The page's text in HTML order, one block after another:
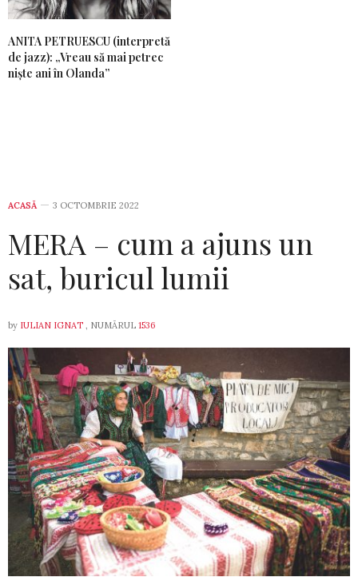
ANITA PETRUESCU (interpretă
de jazz): „Vreau să mai petrec
niște ani în Olanda”
ACASĂ 3 OCTOMBRIE 2022
MERA – cum a ajuns un
sat, buricul lumii
by IULIAN IGNAT , NUMĂRUL 1536